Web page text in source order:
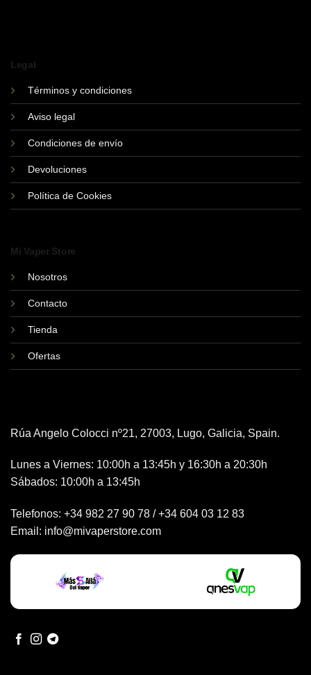
Legal
Términos y condiciones
Aviso legal
Condiciones de envío
Devoluciones
Política de Cookies
Mi Vaper Store
Nosotros
Contacto
Tienda
Ofertas
Rúa Angelo Colocci nº21, 27003, Lugo, Galicia, Spain.
Lunes a Viernes: 10:00h a 13:45h y 16:30h a 20:30h
Sábados: 10:00h a 13:45h
Telefonos: +34 982 27 90 78 /+34 604 03 12 83
Email: info@mivaperstore.com